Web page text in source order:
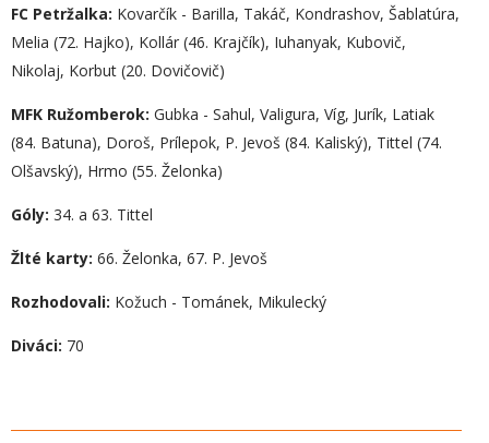
FC Petržalka: Kovarčík - Barilla, Takáč, Kondrashov, Šablatúra,
Melia (72. Hajko), Kollár (46. Krajčík), Iuhanyak, Kubovič,
Nikolaj, Korbut (20. Dovičovič)
MFK Ružomberok: Gubka - Sahul, Valigura, Víg, Jurík, Latiak
(84. Batuna), Doroš, Prílepok, P. Jevoš (84. Kaliský), Tittel (74.
Olšavský), Hrmo (55. Želonka)
Góly: 34. a 63. Tittel
Žlté karty: 66. Želonka, 67. P. Jevoš
Rozhodovali: Kožuch - Tománek, Mikulecký
Diváci: 70